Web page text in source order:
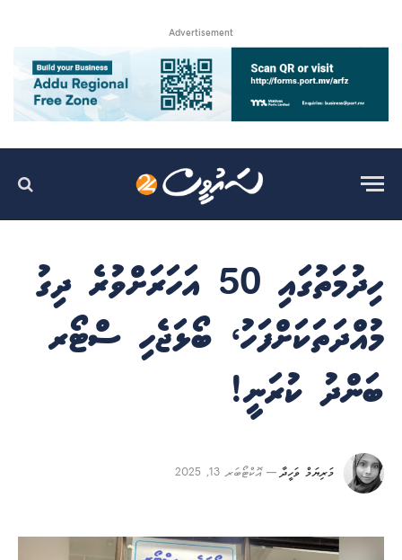
Advertisement
ހިދުމަތުގައި 50 އަހަރަށްވުރެ ދިގު
މުއްދަތަކަށްފަހު، ބޯޅަޖެހި ސްޓޯރ
ބަންދު ކުރަނީ!
މަރިޔަމް ވަހީދާ އޮކްޓޯބަރ 13, 2025